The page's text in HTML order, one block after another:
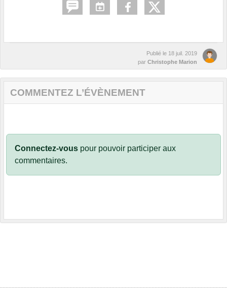
Publié le 18 juil. 2019
par Christophe Marion
COMMENTEZ L’ÉVÈNEMENT
Connectez-vous pour pouvoir participer aux
commentaires.